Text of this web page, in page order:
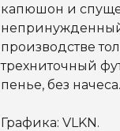
капюшон и
производстве
трехниточный
пенье, без начеса.
Графика: VLKN.